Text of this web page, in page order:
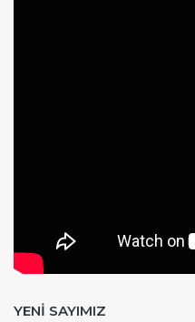
YENİ SAYIMIZ